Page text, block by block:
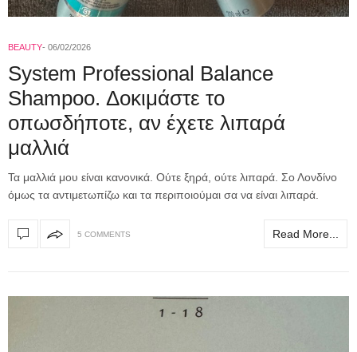
BEAUTY 06/02/2026
System Professional Balance
Shampoo. Δοκιμάστε το
οπωσδήποτε, αν έχετε λιπαρά
μαλλιά
Τα μαλλιά μου είναι κανονικά. Ούτε ξηρά, ούτε λιπαρά. Σο Λονδίνο
όμως τα αντιμετωπίζω και τα περιποιούμαι σα να είναι λιπαρά.
5 COMMENTS Read More...